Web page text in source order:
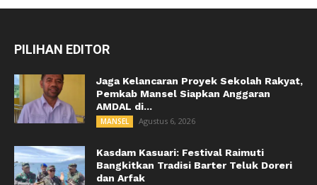
PILIHAN EDITOR
Jaga Kelancaran Proyek Sekolah Rakyat,
Pemkab Mansel Siapkan Anggaran
AMDAL di...
MANSEL Agustus 6, 2026
Kasdam Kasuari: Festival Raimuti
Bangkitkan Tradisi Barter Teluk Doreri
dan Arfak